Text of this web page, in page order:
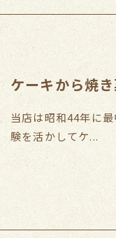
ケーキから焼
当店は昭和44年に
験を活かしてケ...